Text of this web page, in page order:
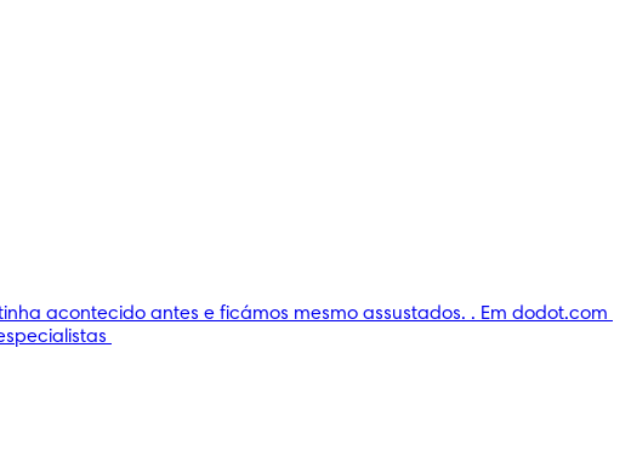
acontecido antes e ficámos mesmo assustados. . Em dodot.com